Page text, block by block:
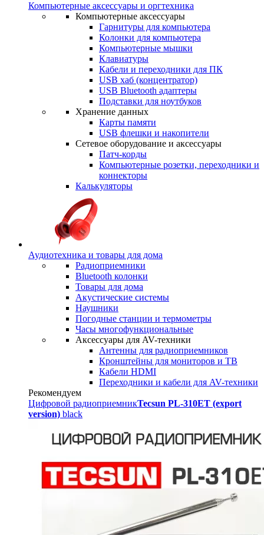
Компьютерные аксессуары и оргтехника
Компьютерные аксессуары
Гарнитуры для компьютера
Колонки для компьютера
Компьютерные мышки
Клавиатуры
Кабели и переходники для ПК
USB хаб (концентратор)
USB Bluetooth адаптеры
Подставки для ноутбуков
Хранение данных
Карты памяти
USB флешки и накопители
Сетевое оборудование и аксессуары
Патч-корды
Компьютерные розетки, переходники и
коннекторы
Калькуляторы
Аудиотехника и товары для дома
Радиоприемники
Bluetooth колонки
Товары для дома
Акустические системы
Наушники
Погодные станции и термометры
Часы многофункциональные
Аксессуары для AV-техники
Антенны для радиоприемников
Кронштейны для мониторов и ТВ
Кабели HDMI
Переходники и кабели для AV-техники
Рекомендуем
Цифровой радиоприемникTecsun PL-310ET (export
version) black